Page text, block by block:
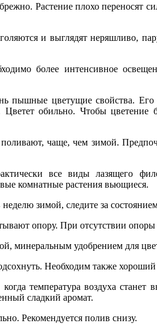
Растение плохо переносят
и выглядят неряшливо,
более интенсивное
пышные цветущие свойства. Его
обильно. Чтобы цветение
поливают, чаще, чем зимой.
все виды лазящего
комнатные растения вьющиеся.
зимой, следите за
опору. При отсутствии опоры
минеральным удобрением для
Необходим также
температура воздуха
сладкий аромат.
Рекомендуется полив снизу.